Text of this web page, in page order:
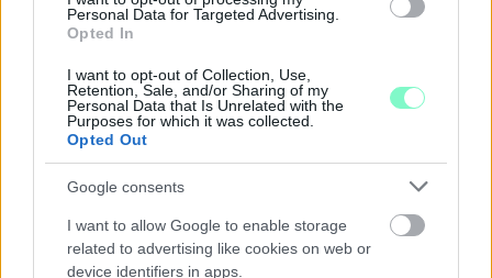
Personal Data for Targeted Advertising.
Opted In
I want to opt-out of Collection, Use,
Retention, Sale, and/or Sharing of my
Personal Data that Is Unrelated with the
Purposes for which it was collected.
Opted Out
Google consents
I want to allow Google to enable storage
related to advertising like cookies on web or
device identifiers in apps.
CZUNYINÉ HARCA A GMAIL ÉS AZ ÖNKÉNY ELLEN
- LETILTOTTA A GOOGLE A VÉDVONAL LEVELEZŐ
FIÓKJÁT
Nem vicc! A Fidesz maradéka tényleg egy ingyenes e-mail